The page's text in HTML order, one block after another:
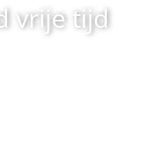
vrije tijd